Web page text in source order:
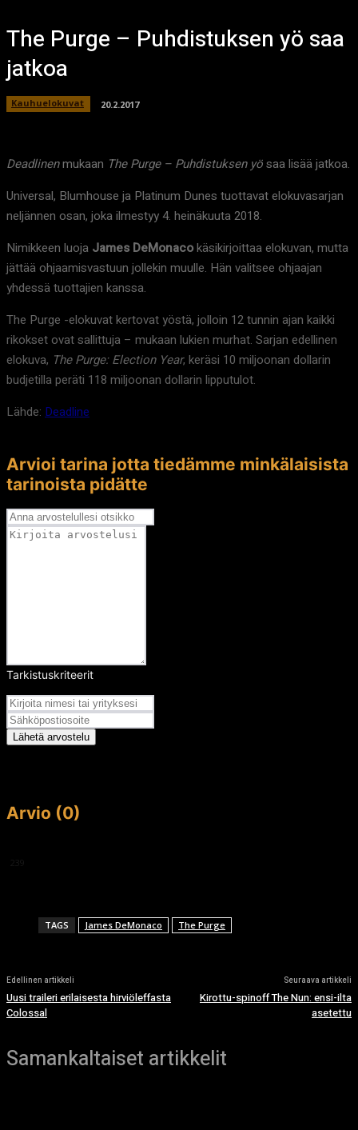
The Purge – Puhdistuksen yö saa
jatkoa
Kauhuelokuvat 20.2.2017
Deadlinenmukaan The Purge – Puhdistuksen yösaa lisää jatkoa.
Universal, Blumhouse ja Platinum Dunes tuottavat elokuvasarjan
neljännen osan, joka ilmestyy 4. heinäkuuta 2018.
Nimikkeen luoja James DeMonacokäsikirjoittaa elokuvan, mutta
jättää ohjaamisvastuun jollekin muulle. Hän valitsee ohjaajan
yhdessä tuottajien kanssa.
The Purge -elokuvat kertovat yöstä, jolloin 12 tunnin ajan kaikki
rikokset ovat sallittuja – mukaan lukien murhat. Sarjan edellinen
elokuva, The Purge: Election Year, keräsi 10 miljoonan dollarin
budjetilla peräti 118 miljoonan dollarin lipputulot.
Lähde: Deadline
Arvioi tarina jotta tiedämme minkälaisista
tarinoista pidätte
Tarkistuskriteerit
Lähetä arvostelu
Arvio (0)
TAGS James DeMonaco The Purge
Edellinen artikkeli
Uusi traileri erilaisesta hirviöleffasta
Colossal
Seuraava artikkeli
Kirottu-spinoff The Nun: ensi-ilta
asetettu
Samankaltaiset artikkelit